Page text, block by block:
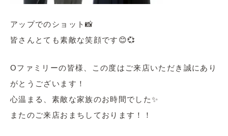
アップでのショット📸
皆さんとても素敵な笑顔です😊💞
Oファミリーの皆様、この度はご来店いただき誠にあり
がとうございます！
心温まる、素敵な家族のお時間でした✨
またのご来店おまちしております！！